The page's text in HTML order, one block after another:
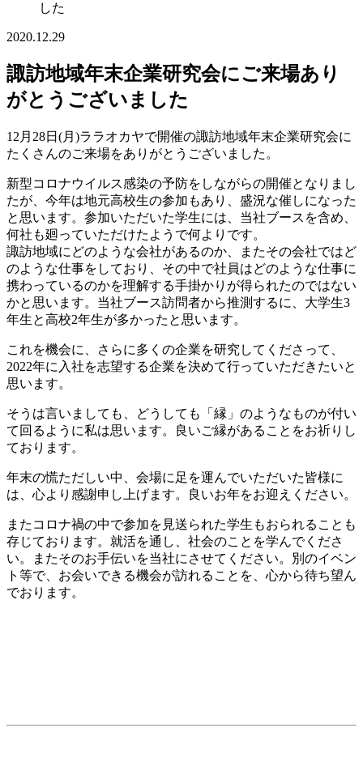
した
2020.12.29
諏訪地域年末企業研究会にご来場あり
がとうございました
12月28日(月)ララオカヤで開催の諏訪地域年末企業研究会に
たくさんのご来場をありがとうございました。
新型コロナウイルス感染の予防をしながらの開催となりまし
たが、今年は地元高校生の参加もあり、盛況な催しになった
と思います。参加いただいた学生には、当社ブースを含め、
何社も廻っていただけたようで何よりです。
諏訪地域にどのような会社があるのか、またその会社ではど
のような仕事をしており、その中で社員はどのような仕事に
携わっているのかを理解する手掛かりが得られたのではない
かと思います。当社ブース訪問者から推測するに、大学生3
年生と高校2年生が多かったと思います。
これを機会に、さらに多くの企業を研究してくださって、
2022年に入社を志望する企業を決めて行っていただきたいと
思います。
そうは言いましても、どうしても「縁」のようなものが付い
て回るように私は思います。良いご縁があることをお祈りし
ております。
年末の慌ただしい中、会場に足を運んでいただいた皆様に
は、心より感謝申し上げます。良いお年をお迎えください。
またコロナ禍の中で参加を見送られた学生もおられることも
存じております。就活を通し、社会のことを学んでくださ
い。またそのお手伝いを当社にさせてください。別のイベン
ト等で、お会いできる機会が訪れることを、心から待ち望ん
でおります。